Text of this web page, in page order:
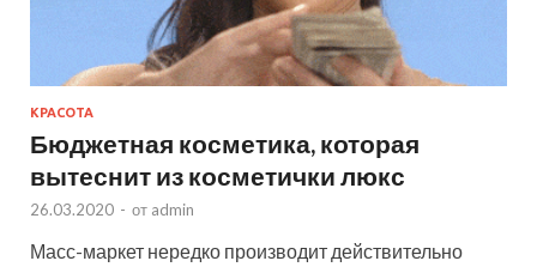
КРАСОТА
Бюджетная косметика, которая
вытеснит из косметички люкс
26.03.2020 - от admin
Масс-маркет нередко производит действительно